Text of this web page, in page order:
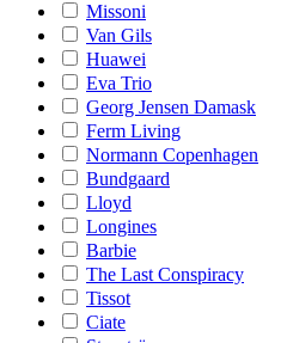
Missoni
Van Gils
Huawei
Eva Trio
Georg Jensen Damask
Ferm Living
Normann Copenhagen
Bundgaard
Lloyd
Longines
Barbie
The Last Conspiracy
Tissot
Ciate